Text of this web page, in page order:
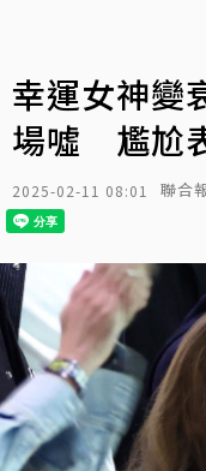
幸運女神變
場噓 尷尬
2025-02-11 08:01 聯合